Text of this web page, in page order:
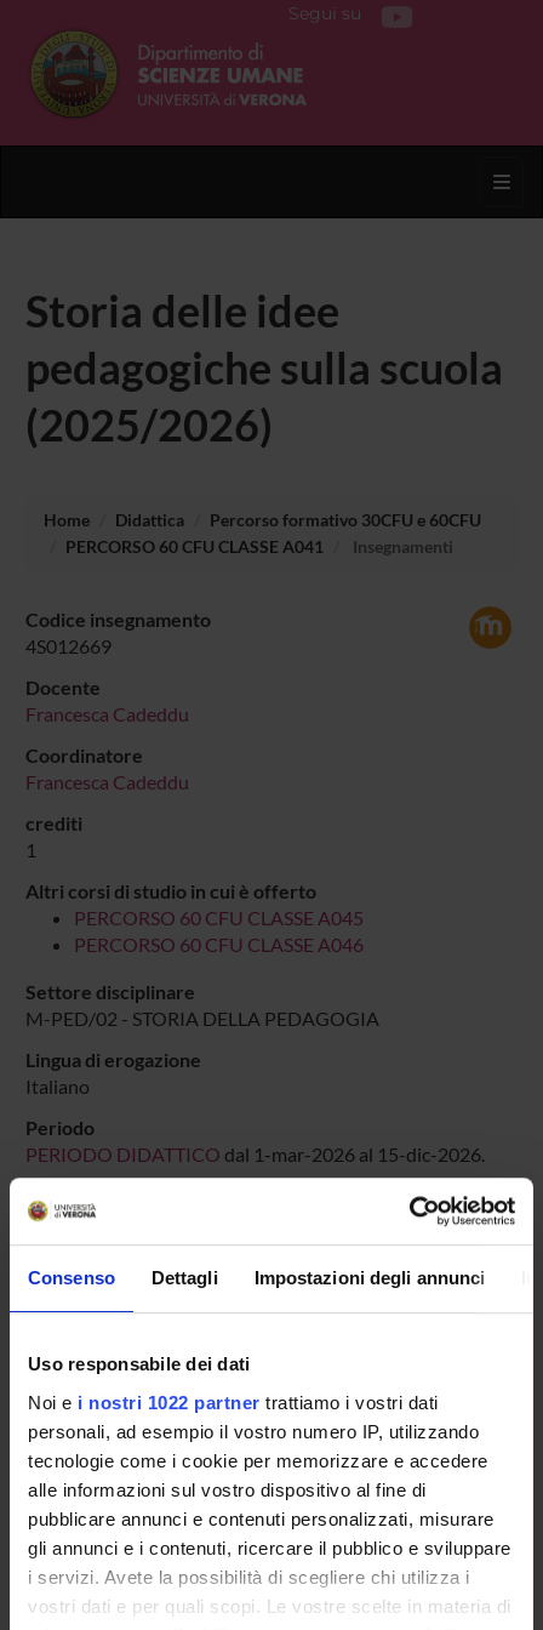
Consenso Dettagli Impostazioni degli annunci
Uso responsabile dei dati
Noi e i nostri 1022 partner trattiamo i vostri dati
personali, ad esempio il vostro numero IP, utilizzando
tecnologie come i cookie per memorizzare e accedere
alle informazioni sul vostro dispositivo al fine di
pubblicare annunci e contenuti personalizzati, misurare
gli annunci e i contenuti, ricercare il pubblico e sviluppare
i servizi. Avete la possibilità di scegliere chi utilizza i
vostri dati e per quali scopi. Le vostre scelte in materia di
Segui su
Storia delle idee
pedagogiche sulla scuola
(2025/2026)
Home Didattica
Percorso formativo 30CFU e 60CFU
PERCORSO 60 CFU CLASSE A041
Insegnamenti
Codice insegnamento
4S012669
Docente
Francesca Cadeddu
Coordinatore
Francesca Cadeddu
crediti
1
Altri corsi di studio in cui è offerto
PERCORSO 60 CFU CLASSE A045
PERCORSO 60 CFU CLASSE A046
Settore disciplinare
M-PED/02 - STORIA DELLA PEDAGOGIA
Lingua di erogazione
Italiano
Periodo
PERIODO DIDATTICO dal 1-mar-2026 al 15-dic-2026.
ORARIO LEZIONI
Vai all'orario delle lezioni
Presentazione
Come iscriversi
Insegnamenti
Calendario didattico
Orario lezioni